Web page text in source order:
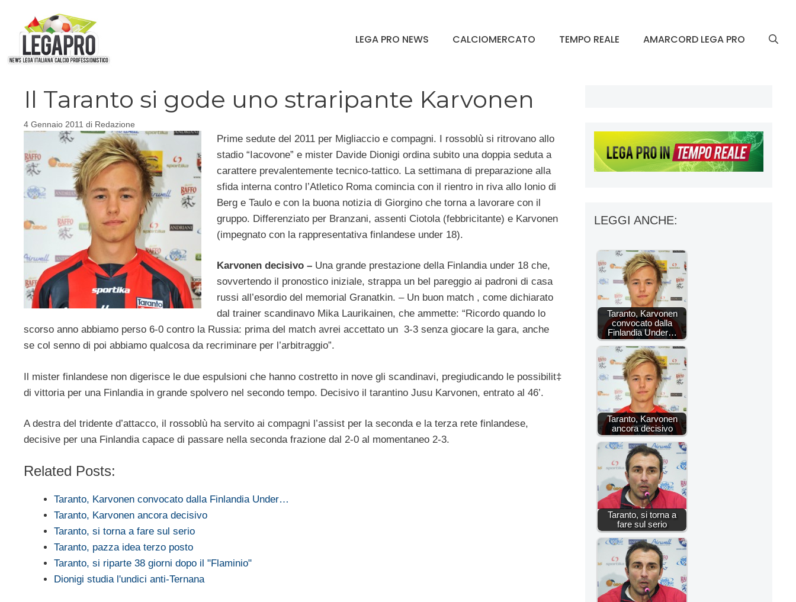
contenuto
LEGA PRO NEWS CALCIOMERCATO TEMPO REALE AMARCORD LEGA PRO
Il Taranto si gode uno straripante Karvonen
4 Gennaio 2011 di Redazione
Prime sedute del 2011 per Migliaccio e compagni. I rossoblù si ritrovano allo
stadio “Iacovone” e mister Davide Dionigi ordina subito una doppia seduta a
carattere prevalentemente tecnico-tattico. La settimana di preparazione alla
sfida interna contro l’Atletico Roma comincia con il rientro in riva allo Ionio di
Berg e Taulo e con la buona notizia di Giorgino che torna a lavorare con il
gruppo. Differenziato per Branzani, assenti Ciotola (febbricitante) e Karvonen
(impegnato con la rappresentativa finlandese under 18).
Karvonen decisivo –Una grande prestazione della Finlandia under 18 che,
sovvertendo il pronostico iniziale, strappa un bel pareggio ai padroni di casa
russi all’esordio del memorial Granatkin. – Un buon match , come dichiarato
dal trainer scandinavo Mika Laurikainen, che ammette: “Ricordo quando lo
scorso anno abbiamo perso 6-0 contro la Russia: prima del match avrei accettato un 3-3 senza giocare la gara, anche
se col senno di poi abbiamo qualcosa da recriminare per l’arbitraggio”.
Il mister finlandese non digerisce le due espulsioni che hanno costretto in nove gli scandinavi, pregiudicando le possibilit‡
di vittoria per una Finlandia in grande spolvero nel secondo tempo. Decisivo il tarantino Jusu Karvonen, entrato al 46’.
A destra del tridente d’attacco, il rossoblù ha servito ai compagni l’assist per la seconda e la terza rete finlandese,
decisive per una Finlandia capace di passare nella seconda frazione dal 2-0 al momentaneo 2-3.
Related Posts:
Taranto, Karvonen convocato dalla Finlandia Under…
Taranto, Karvonen ancora decisivo
Taranto, si torna a fare sul serio
Taranto, pazza idea terzo posto
Taranto, si riparte 38 giorni dopo il "Flaminio"
Dionigi studia l'undici anti-Ternana
LEGGI ANCHE:
Taranto, Karvonen
convocato dalla
Finlandia Under…
Taranto, Karvonen
ancora decisivo
Taranto, si torna a
fare sul serio